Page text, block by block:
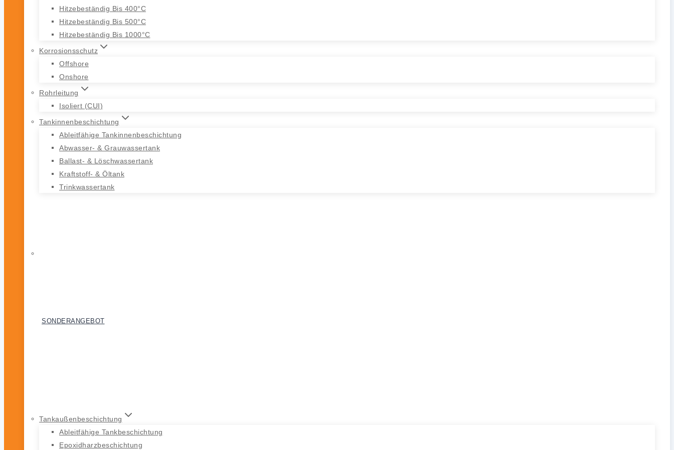
Hitzebeständig Bis 400°C
Hitzebeständig Bis 500°C
Hitzebeständig Bis 1000°C
Korrosionsschutz
Offshore
Onshore
Rohrleitung
Isoliert (CUI)
Tankinnenbeschichtung
Ableitfähige Tankinnenbeschichtung
Abwasser- & Grauwassertank
Ballast- & Löschwassertank
Kraftstoff- & Öltank
Trinkwassertank
SONDERANGEBOT
Tankaußenbeschichtung
Ableitfähige Tankbeschichtung
Epoxidharzbeschichtung